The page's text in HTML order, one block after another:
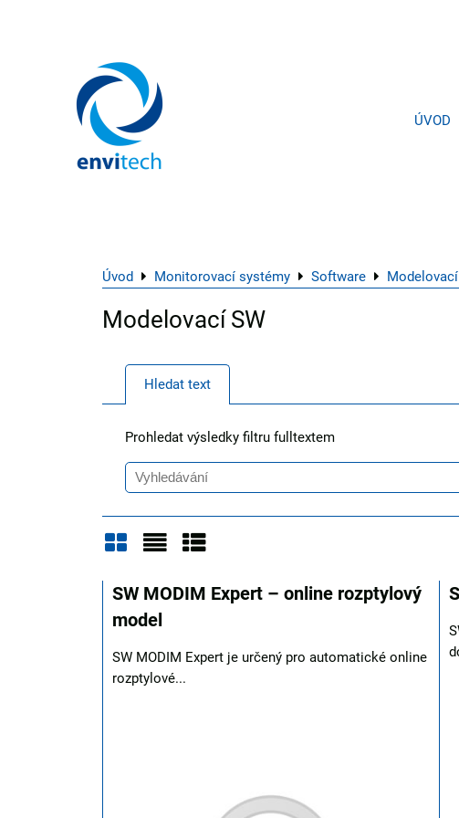
ÚVOD
Úvod Monitorovací systémy Software
Modelovací SW
Hledat text
Prohledat výsledky filtru fulltextem
Mřížka
SW MODIM Expert – online rozptylový
model
SW MODIM Expert je určený pro automatické online
rozptylové...